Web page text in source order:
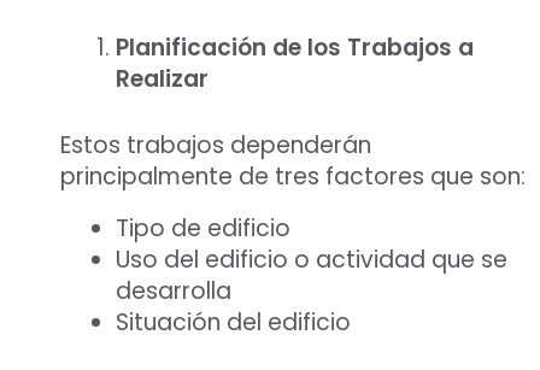
Planificación de los Trabajos a
Realizar
Estos trabajos dependerán
principalmente de tres factores que son:
Tipo de edificio
Uso del edificio o actividad que se
desarrolla
Situación del edificio
Aceptar Política Privacidad
Solicitar Asesoramiento